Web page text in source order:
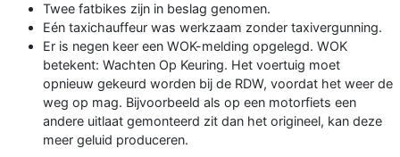
Twee fatbikes zijn in beslag genomen.
Eén taxichauffeur was werkzaam zonder taxivergunning.
Er is negen keer een WOK-melding opgelegd. WOK
betekent: Wachten Op Keuring. Het voertuig moet
opnieuw gekeurd worden bij de RDW, voordat het weer de
weg op mag. Bijvoorbeeld als op een motorfiets een
andere uitlaat gemonteerd zit dan het origineel, kan deze
meer geluid produceren.